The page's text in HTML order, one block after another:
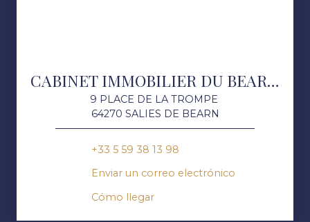
CABINET IMMOBILIER DU BEARN DES GAVES
9 PLACE DE LA TROMPE
64270 SALIES DE BEARN
+33 5 59 38 13 98
Enviar un correo electrónico
Cómo llegar